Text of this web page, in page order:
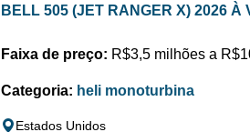
BELL 505 (JET RANGER X) 2026 À
Faixa de preço: R$3,5 milhões a
Categoria: heli monoturbina
Estados Unidos